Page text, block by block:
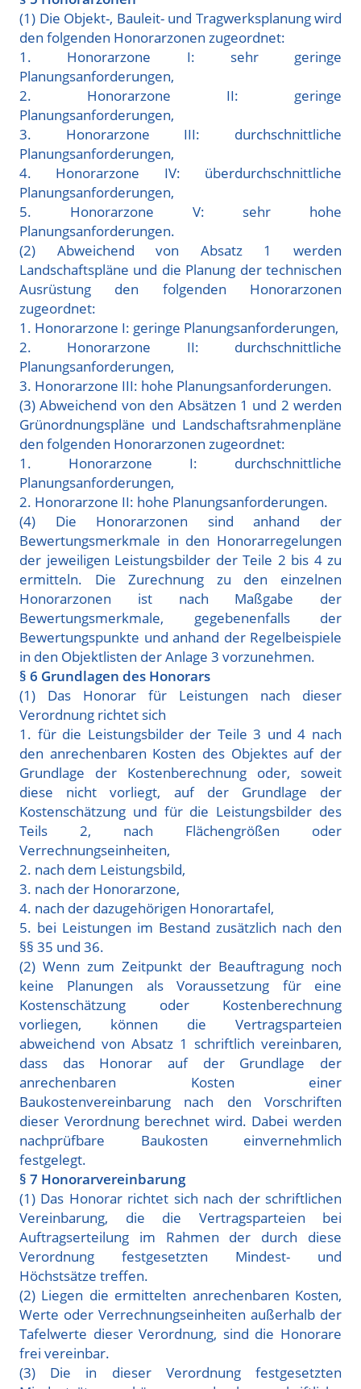
(1) Die Objekt-, Bauleit- und Tragwerksplanung wird
den folgenden Honorarzonen zugeordnet:
1. Honorarzone I: sehr geringe
Planungsanforderungen,
2. Honorarzone II: geringe
Planungsanforderungen,
3. Honorarzone III: durchschnittliche
Planungsanforderungen,
4. Honorarzone IV: überdurchschnittliche
Planungsanforderungen,
5. Honorarzone V: sehr hohe
Planungsanforderungen.
(2) Abweichend von Absatz 1 werden
Landschaftspläne und die Planung der technischen
Ausrüstung den folgenden Honorarzonen
zugeordnet:
1. Honorarzone I: geringe Planungsanforderungen,
2. Honorarzone II: durchschnittliche
Planungsanforderungen,
3. Honorarzone III: hohe Planungsanforderungen.
(3) Abweichend von den Absätzen 1 und 2 werden
Grünordnungspläne und Landschaftsrahmenpläne
den folgenden Honorarzonen zugeordnet:
1. Honorarzone I: durchschnittliche
Planungsanforderungen,
2. Honorarzone II: hohe Planungsanforderungen.
(4) Die Honorarzonen sind anhand der
Bewertungsmerkmale in den Honorarregelungen
der jeweiligen Leistungsbilder der Teile 2 bis 4 zu
ermitteln. Die Zurechnung zu den einzelnen
Honorarzonen ist nach Maßgabe der
Bewertungsmerkmale, gegebenenfalls der
Bewertungspunkte und anhand der Regelbeispiele
in den Objektlisten der Anlage 3 vorzunehmen.
§ 6 Grundlagen des Honorars
(1) Das Honorar für Leistungen nach dieser
Verordnung richtet sich
1. für die Leistungsbilder der Teile 3 und 4 nach
den anrechenbaren Kosten des Objektes auf der
Grundlage der Kostenberechnung oder, soweit
diese nicht vorliegt, auf der Grundlage der
Kostenschätzung und für die Leistungsbilder des
Teils 2, nach Flächengrößen oder
Verrechnungseinheiten,
2. nach dem Leistungsbild,
3. nach der Honorarzone,
4. nach der dazugehörigen Honorartafel,
5. bei Leistungen im Bestand zusätzlich nach den
§§ 35 und 36.
(2) Wenn zum Zeitpunkt der Beauftragung noch
keine Planungen als Voraussetzung für eine
Kostenschätzung oder Kostenberechnung
vorliegen, können die Vertragsparteien
abweichend von Absatz 1 schriftlich vereinbaren,
dass das Honorar auf der Grundlage der
anrechenbaren Kosten einer
Baukostenvereinbarung nach den Vorschriften
dieser Verordnung berechnet wird. Dabei werden
nachprüfbare Baukosten einvernehmlich
festgelegt.
§ 7 Honorarvereinbarung
(1) Das Honorar richtet sich nach der schriftlichen
Vereinbarung, die die Vertragsparteien bei
Auftragserteilung im Rahmen der durch diese
Verordnung festgesetzten Mindest- und
Höchstsätze treffen.
(2) Liegen die ermittelten anrechenbaren Kosten,
Werte oder Verrechnungseinheiten außerhalb der
Tafelwerte dieser Verordnung, sind die Honorare
frei vereinbar.
(3) Die in dieser Verordnung festgesetzten